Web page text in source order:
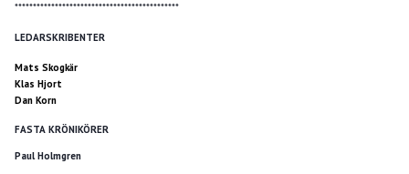
*********************************************
LEDARSKRIBENTER
Mats Skogkär
Klas Hjort
Dan Korn
FASTA KRÖNIKÖRER
Paul Holmgren